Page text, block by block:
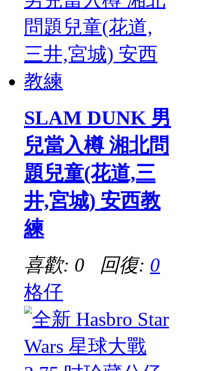
SLAM DUNK 男
兒當入樽 湘北問
題兒童(花道,三
井,宮城) 安西教
練
喜歡: 0 回復: 0
格仔